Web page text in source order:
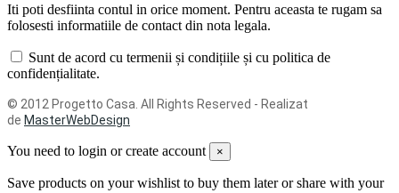
Iti poti desfiinta contul in orice moment. Pentru aceasta te rugam sa
folosesti informatiile de contact din nota legala.
Sunt de acord cu termenii și condițiile și cu politica de
confidențialitate.
© 2012 Progetto Casa. All Rights Reserved - Realizat
de MasterWebDesign
You need to login or create account ×
Save products on your wishlist to buy them later or share with your